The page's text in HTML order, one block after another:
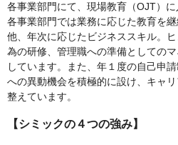
各事業部門にて、現場教育（OJT）に
各事業部門では業務に応じた教育を
他、年次に応じたビジネススキル。
為の研修、管理職への準備としての
しています。また、年１度の自己申
への異動機会を積極的に設け、キャ
整えています。
【シミックの４つの強み】